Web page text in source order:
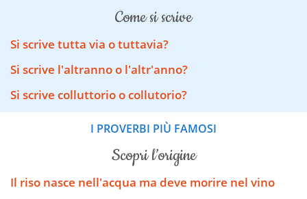
come si scrive
Si scrive tutta via o tuttavia?
Si scrive l'altranno o l'altr'anno?
Si scrive colluttorio o collutorio?
I PROVERBI PIÙ FAMOSI
scopri l’origine
Il riso nasce nell'acqua ma deve morire nel vino